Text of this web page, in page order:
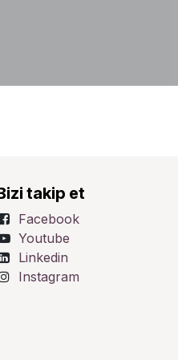
takip et
Facebook
Youtube
Linkedin
Instagram